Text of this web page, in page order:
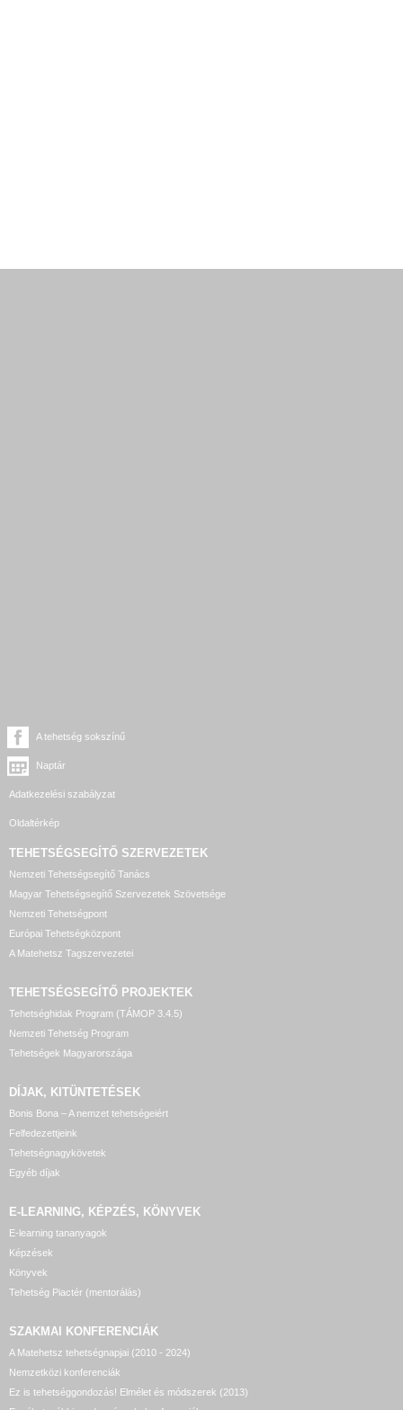
A tehetség sokszínű
Naptár
Adatkezelési szabályzat
Oldaltérkép
TEHETSÉGSEGÍTŐ SZERVEZETEK
Nemzeti Tehetségsegítő Tanács
Magyar Tehetségsegítő Szervezetek Szövetsége
Nemzeti Tehetségpont
Európai Tehetségközpont
A Matehetsz Tagszervezetei
TEHETSÉGSEGÍTŐ PROJEKTEK
Tehetséghidak Program (TÁMOP 3.4.5)
Nemzeti Tehetség Program
Tehetségek Magyarországa
DÍJAK, KITÜNTETÉSEK
Bonis Bona – A nemzet tehetségeiért
Felfedezettjeink
Tehetségnagykövetek
Egyéb díjak
E-LEARNING, KÉPZÉS, KÖNYVEK
E-learning tananyagok
Képzések
Könyvek
Tehetség Piactér (mentorálás)
SZAKMAI KONFERENCIÁK
A Matehetsz tehetségnapjai (2010 - 2024)
Nemzetközi konferenciák
Ez is tehetséggondozás! Elmélet és módszerek (2013)